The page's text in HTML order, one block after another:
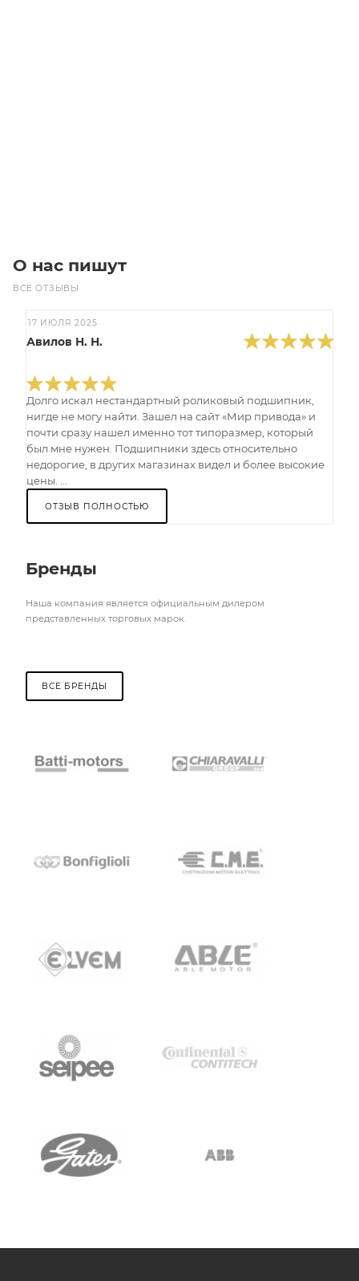
О нас пишут
ВСЕ ОТЗЫВЫ
17 ИЮЛЯ 2025
Авилов Н. Н.
Долго искал нестандартный роликовый подшипник,
нигде не могу найти. Зашел на сайт «Мир привода» и
почти сразу нашел именно тот типоразмер, который
был мне нужен. Подшипники здесь относительно
недорогие, в других магазинах видел и более высокие
цены. ...
ОТЗЫВ ПОЛНОСТЬЮ
Бренды
Наша компания является официальным дилером
представленных торговых марок.
ВСЕ БРЕНДЫ